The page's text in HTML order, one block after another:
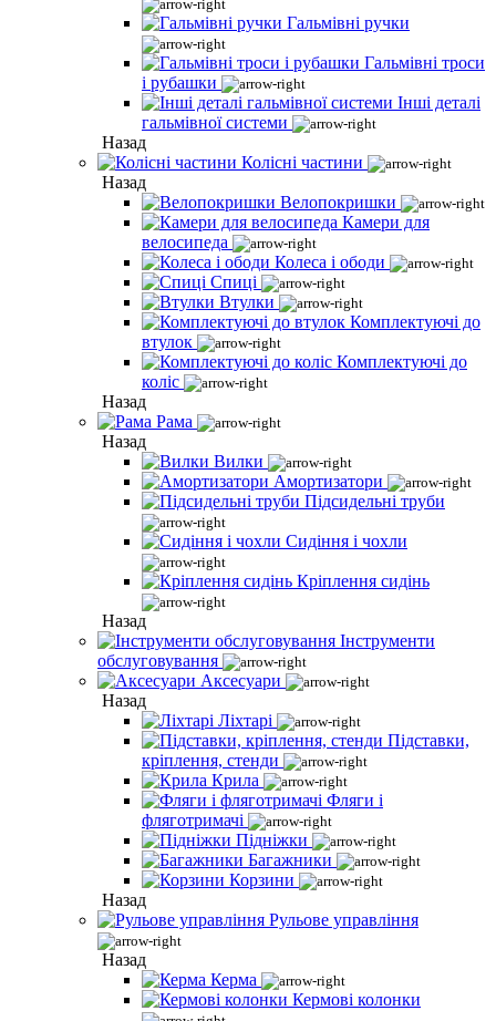
Гальмівні ручки
Гальмівні троси
і рубашки
Інші деталі
гальмівної системи
Назад
Колісні частини
Назад
Велопокришки
Камери для
велосипеда
Колеса і ободи
Спиці
Втулки
Комплектуючі до
втулок
Комплектуючі до
коліс
Назад
Рама
Назад
Вилки
Амортизатори
Підсидельні труби
Сидіння і чохли
Кріплення сидінь
Назад
Інструменти
обслуговування
Аксесуари
Назад
Ліхтарі
Підставки,
кріплення, стенди
Крила
Фляги і
фляготримачі
Підніжки
Багажники
Корзини
Назад
Рульове управління
Назад
Керма
Кермові колонки